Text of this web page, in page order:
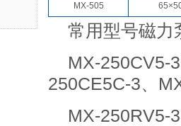
MX-505
常用型号磁力
MX-250CV5-
250CE5C-3、
MX-250RV5-